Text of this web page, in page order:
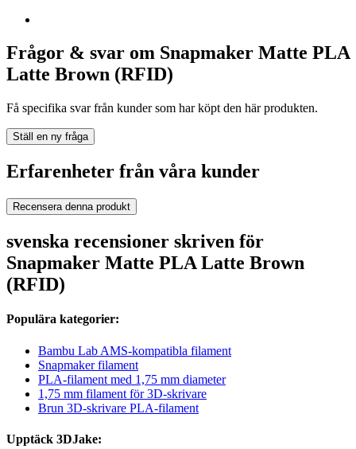
Frågor & svar om Snapmaker Matte PLA
Latte Brown (RFID)
Få specifika svar från kunder som har köpt den här produkten.
Ställ en ny fråga
Erfarenheter från våra kunder
Recensera denna produkt
svenska recensioner skriven för
Snapmaker Matte PLA Latte Brown
(RFID)
Populära kategorier:
Bambu Lab AMS-kompatibla filament
Snapmaker filament
PLA-filament med 1,75 mm diameter
1,75 mm filament för 3D-skrivare
Brun 3D-skrivare PLA-filament
Upptäck 3DJake: